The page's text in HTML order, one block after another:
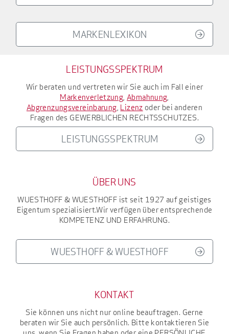
MARKENLEXIKON
LEISTUNGSSPEKTRUM
Wir beraten und vertreten wir Sie auch im Fall einer
Markenverletzung,Abmahnung,
Abgrenzungsvereinbarung, Lizenz oder bei anderen
Fragen des GEWERBLICHEN RECHTSSCHUTZES.
LEISTUNGSSPEKTRUM
ÜBER UNS
WUESTHOFF & WUESTHOFF ist seit 1927 auf geistiges
Eigentum spezialisiert.Wir verfügen über entsprechende
KOMPETENZ UND ERFAHRUNG.
WUESTHOFF & WUESTHOFF
KONTAKT
Sie können uns nicht nur online beauftragen. Gerne
beraten wir Sie auch persönlich. Bitte kontaktieren Sie